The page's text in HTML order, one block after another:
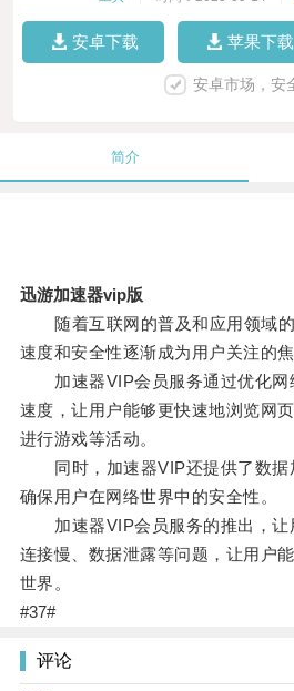
安卓下载 苹果下载
安卓市场，安
简介
迅游加速器vip版
随着互联网的普及和应用领域的
速度和安全性逐渐成为用户关注的焦
加速器VIP会员服务通过优化网
速度，让用户能够更快速地浏览网
进行游戏等活动。
同时，加速器VIP还提供了数据
确保用户在网络世界中的安全性。
加速器VIP会员服务的推出，让
连接慢、数据泄露等问题，让用户
世界。
#37#
评论